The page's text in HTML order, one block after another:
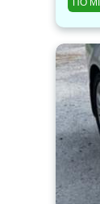
ПО